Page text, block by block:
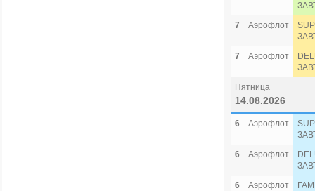
7
Аэрофлот
7
Аэрофлот
Пятница
14.08.2026
6 Аэрофлот
6
Аэрофлот
6
Аэрофлот